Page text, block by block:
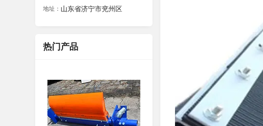
地址： 山东省济宁市兖州区
热门产品